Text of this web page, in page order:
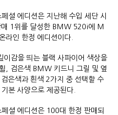
셜 에디션은 지난해 수입 세단 시
매 1위를 달성한 BMW 520i에 M
라인 한정 에디션이다.
이감을 띄는 블랙 사파이어 색상을
, 검은색 BMW 키드니 그릴 및 옆
은색과 흰색 2가지 중 선택할 수
본 사양으로 제공된다.
셜 에디션은 100대 한정 판매되